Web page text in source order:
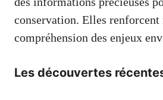
conservation. Elles renforcent
compréhension des enjeux
Les découvertes